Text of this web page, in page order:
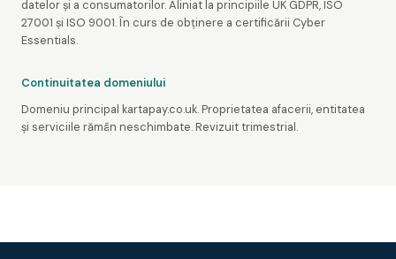
datelor și a consumatorilor. Aliniat la principiile UK GDPR, ISO
27001 și ISO 9001. În curs de obținere a certificării Cyber
Essentials.
Continuitatea domeniului
Domeniu principal kartapay.co.uk. Proprietatea afacerii, entitatea
și serviciile rămân neschimbate. Revizuit trimestrial.